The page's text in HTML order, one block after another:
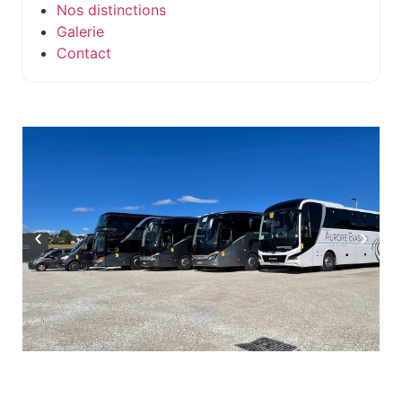
Nos distinctions
Galerie
Contact